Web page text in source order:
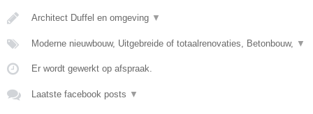
Architect Duffel en omgeving ▼
Moderne nieuwbouw, Uitgebreide of totaalrenovaties, Betonbouw, ▼
Er wordt gewerkt op afspraak.
Laatste facebook posts ▼